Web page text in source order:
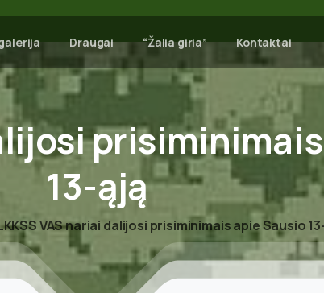
Draugai “Žalia giria” Kontaktai
prisiminimais
13-ąją
VAS nariai dalijosi prisiminimais apie Sausio